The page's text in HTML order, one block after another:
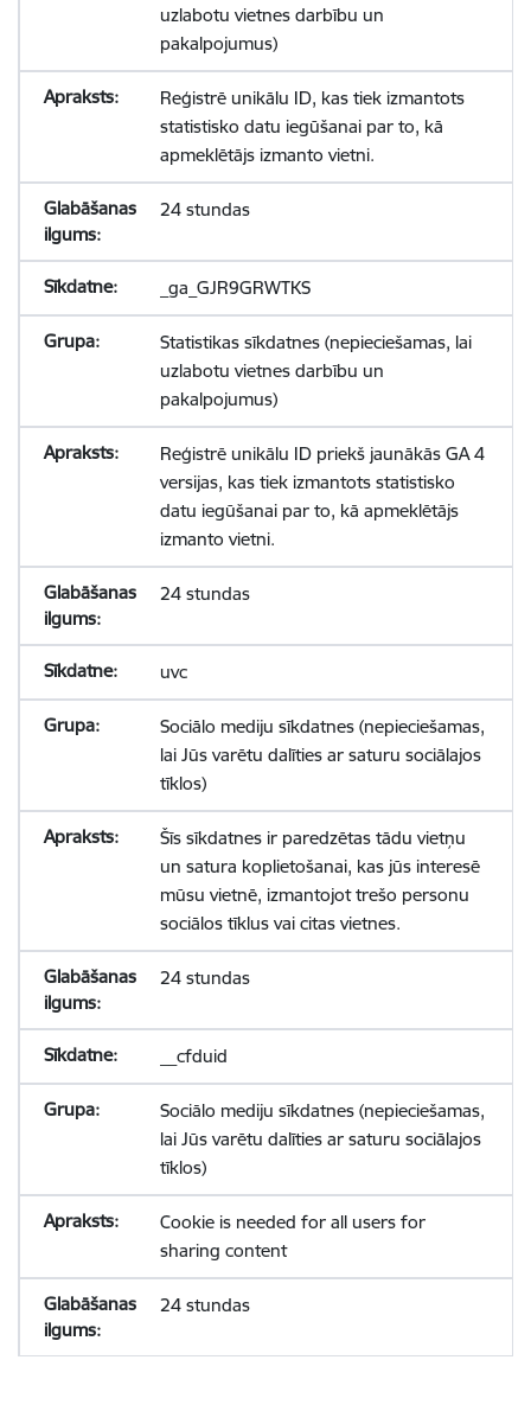
uzlabotu vietnes darbību un
pakalpojumus)
Reģistrē unikālu ID, kas tiek izmantots
statistisko datu iegūšanai par to, kā
apmeklētājs izmanto vietni.
24 stundas
_ga_GJR9GRWTKS
Statistikas sīkdatnes (nepieciešamas, lai
uzlabotu vietnes darbību un
pakalpojumus)
Reģistrē unikālu ID priekš jaunākās GA 4
versijas, kas tiek izmantots statistisko
datu iegūšanai par to, kā apmeklētājs
izmanto vietni.
24 stundas
uvc
Sociālo mediju sīkdatnes (nepieciešamas,
lai Jūs varētu dalīties ar saturu sociālajos
tīklos)
Šīs sīkdatnes ir paredzētas tādu vietņu
un satura koplietošanai, kas jūs interesē
mūsu vietnē, izmantojot trešo personu
sociālos tīklus vai citas vietnes.
24 stundas
__cfduid
Sociālo mediju sīkdatnes (nepieciešamas,
lai Jūs varētu dalīties ar saturu sociālajos
tīklos)
Cookie is needed for all users for
sharing content
24 stundas